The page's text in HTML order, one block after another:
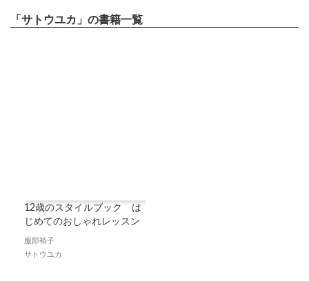
「サトウユカ」の書籍一覧
12歳のスタイルブック は
じめてのおしゃれレッスン
服部裕子
サトウユカ